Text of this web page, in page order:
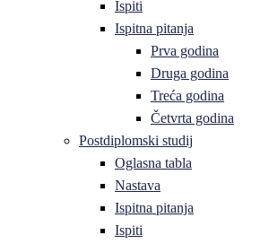
Ispiti
Ispitna pitanja
Prva godina
Druga godina
Treća godina
Četvrta godina
Postdiplomski studij
Oglasna tabla
Nastava
Ispitna pitanja
Ispiti